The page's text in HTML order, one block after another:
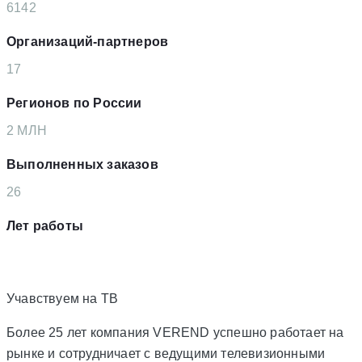
6142
Организаций-партнеров
17
Регионов по России
2 MЛН
Выполненных заказов
26
Лет работы
Учавствуем на ТВ
Более 25 лет компания VEREND успешно работает на
рынке и сотрудничает с ведущими телевизионными